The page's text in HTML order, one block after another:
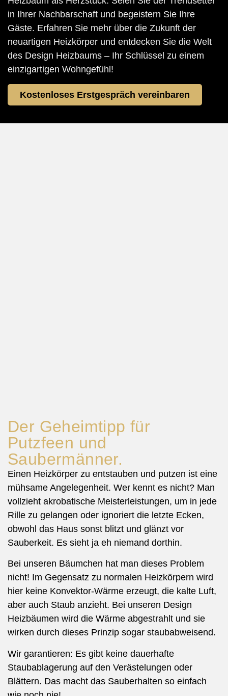
in Ihrer Nachbarschaft und begeistern Sie Ihre
Gäste. Erfahren Sie mehr über die Zukunft der
neuartigen Heizkörper und entdecken Sie die Welt
des Design Heizbaums – Ihr Schlüssel zu einem
einzigartigen Wohngefühl!
Kostenloses Erstgespräch vereinbaren
Der Geheimtipp für
Putzfeen und
Saubermänner.
Einen Heizkörper zu entstauben und putzen ist eine
mühsame Angelegenheit. Wer kennt es nicht? Man
vollzieht akrobatische Meisterleistungen, um in jede
Rille zu gelangen oder ignoriert die letzte Ecken,
obwohl das Haus sonst blitzt und glänzt vor
Sauberkeit. Es sieht ja eh niemand dorthin.
Bei unseren Bäumchen hat man dieses Problem
nicht! Im Gegensatz zu normalen Heizkörpern wird
hier keine Konvektor-Wärme erzeugt, die kalte Luft,
aber auch Staub anzieht. Bei unseren Design
Heizbäumen wird die Wärme abgestrahlt und sie
wirken durch dieses Prinzip sogar staubabweisend.
Wir garantieren: Es gibt keine dauerhafte
Staubablagerung auf den Verästelungen oder
Blättern. Das macht das Sauberhalten so einfach